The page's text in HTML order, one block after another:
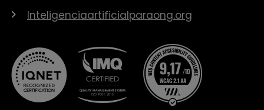
Inteligenciaartificialparaong.org